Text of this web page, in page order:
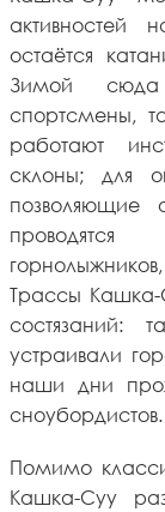
активностей
остаётся
Зимой
спортсмены,
работают
склоны; для
позволяющие
Трассы Кашка-
состязаний:
устраивали
наши дни
сноубордистов.
Помимо
Кашка-Суу